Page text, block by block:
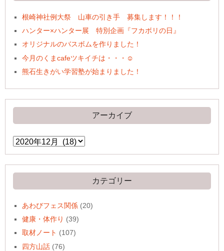
根崎神社例大祭 山車の引き手 募集します！！！
ハンター×ハンター展 特別企画『フカボリの日』
オリジナルのバスボムを作りました！
今月のくまcafeツキイチは・・・☺
熊石生きがい学習塾が始まりました！
アーカイブ
ア
ー
イ
ブ
カテゴリー
あわびフェス関係 (20)
健康・体作り (39)
取材ノート (107)
四方山話 (76)